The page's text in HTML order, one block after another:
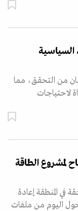
السياسية
من التحقق، مما
لاحتياجات
لمشروع الطاقة
في المنطقة إعادة
اليوم من ملفات